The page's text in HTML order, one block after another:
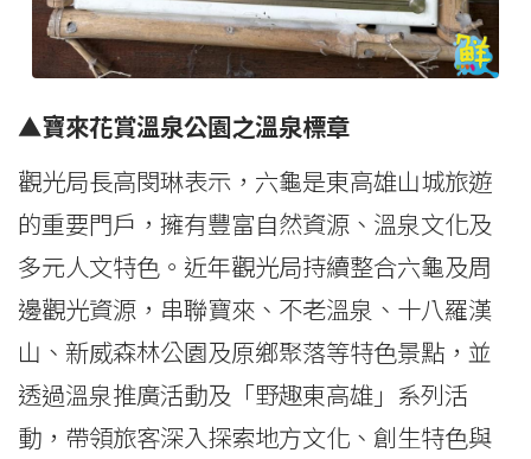
▲寶來花賞溫泉公園之溫泉標章
觀光局長高閔琳表示，六龜是東高雄山城旅遊
的重要門戶，擁有豐富自然資源、溫泉文化及
多元人文特色。近年觀光局持續整合六龜及周
邊觀光資源，串聯寶來、不老溫泉、十八羅漢
山、新威森林公園及原鄉聚落等特色景點，並
透過溫泉推廣活動及「野趣東高雄」系列活
動，帶領旅客深入探索地方文化、創生特色與